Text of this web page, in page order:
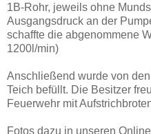
1B-Rohr, jeweils ohne
Ausgangsdruck an der
schaffte die abgenommene
1200l/min)
Anschließend wurde von
Teich befüllt. Die Besitzer
Feuerwehr mit
Fotos dazu in unseren